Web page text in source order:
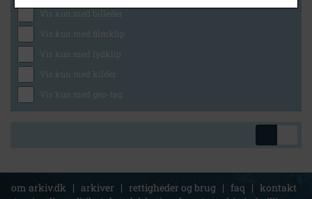
Vis kun med billeder
Vis kun med filmklip
Vis kun med lydklip
Vis kun med kilder
Vis kun med geo-tag
om arkiv.dk | arkiver | rettigheder og brug | faq | kontakt